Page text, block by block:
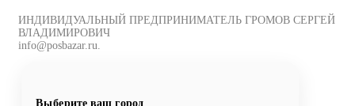
ИНДИВИДУАЛЬНЫЙ ПРЕДПРИНИМАТЕЛЬ ГРОМОВ СЕРГЕЙ
ВЛАДИМИРОВИЧ
info@posbazar.ru.
Выберите ваш город